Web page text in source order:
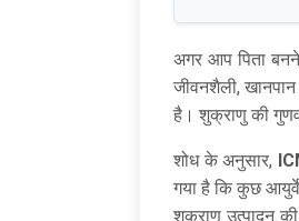
अगर आप पिता
जीवनशैली,
है। शुक्राणु की
शोध के अनुसार,
गया है कि कुछ
शुक्राणु उत्पादन